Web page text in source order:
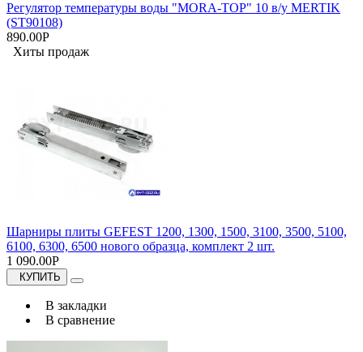
Регулятор температуры воды "МORA-TOP" 10 в/у MERTIK
(ST90108)
890.00Р
Хиты продаж
Шарниры плиты GEFEST 1200, 1300, 1500, 3100, 3500, 5100,
6100, 6300, 6500 нового образца, комплект 2 шт.
1 090.00Р
КУПИТЬ
В закладки
В сравнение